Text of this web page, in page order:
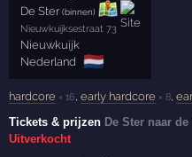
De Ster (binnen)
Nieuwkuijksestraat 73
Nieuwkuijk
Nederland
🇳🇱
hardcore × 16 ,early hardcore × 8 ,
Tickets & prijzen De Ster naar
Uitverkocht